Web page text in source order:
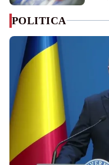
POLITICA